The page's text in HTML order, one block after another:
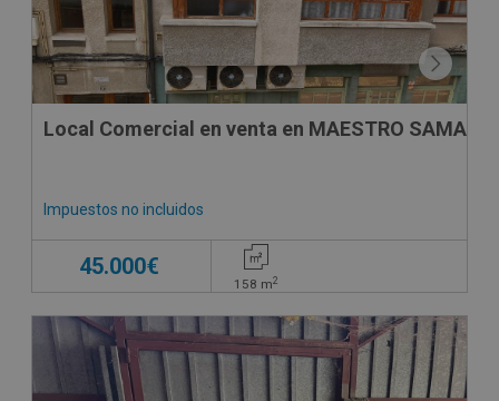
Local Comercial en venta en MAESTRO SAMA, 6
Impuestos no incluidos
45.000€
158 m2